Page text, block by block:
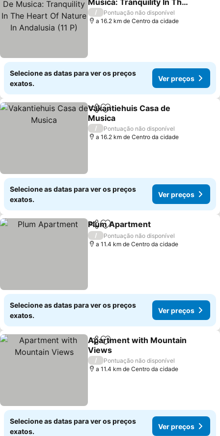
Musica: Tranquility In The
Heart Of Nature In
Andalusia (11 P)
Ver preços
/
Pontuação não disponível
a 16.2 km de Centro da cidade
Selecione as datas para ver os preços
exatos.
Ver preços
PartilharAdicionar aos favoritos
Vakantiehuis Casa de
Musica
Ver preços
/
Pontuação não disponível
a 16.2 km de Centro da cidade
Selecione as datas para ver os preços
exatos.
Ver preços
PartilharAdicionar aos favoritos
Plum Apartment
/
Pontuação não disponível
a 11.4 km de Centro da cidade
Selecione as datas para ver os preços
exatos.
Ver preços
PartilharAdicionar aos favoritos
Apartment with Mountain
Views
Ver preços
/
Pontuação não disponível
a 11.4 km de Centro da cidade
Selecione as datas para ver os preços
exatos.
Ver preços